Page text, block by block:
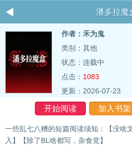
潘多拉魔
作者：禾为鬼
类别：其他
状态：连载中
点击： 1083
更新：2026-07-23
开始阅读 加入书架
一些乱七八糟的短篇阅读须知：【没啥
入】【除了BL啥都写，杂食党】